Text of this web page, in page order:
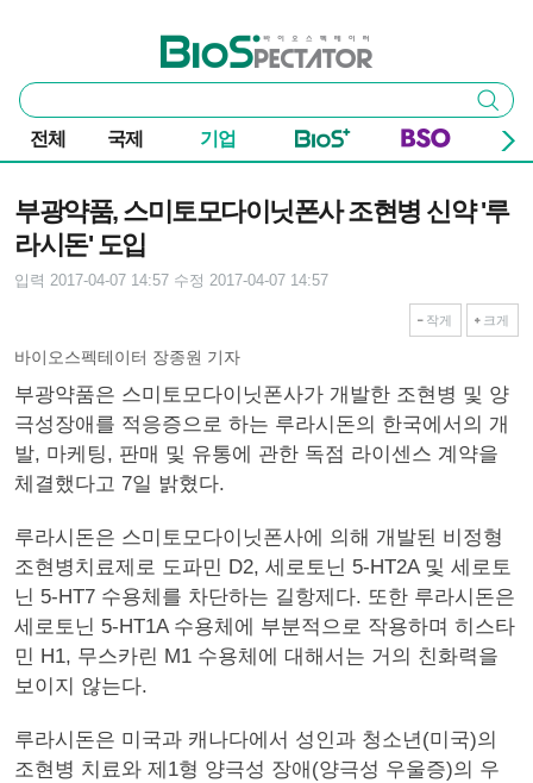
바이오스펙테이터
통
합
검
색
검색
전체 국제 기업
부광약품, 스미토모다이닛폰사 조현병 신약 '루
라시돈' 도입
입력 2017-04-07 14:57 수정 2017-04-07 14:57
작게 크게
바이오스펙테이터 장종원 기자
부광약품은 스미토모다이닛폰사가 개발한 조현병 및 양
극성장애를 적응증으로 하는 루라시돈의 한국에서의 개
발, 마케팅, 판매 및 유통에 관한 독점 라이센스 계약을
체결했다고 7일 밝혔다.
루라시돈은 스미토모다이닛폰사에 의해 개발된 비정형
조현병치료제로 도파민 D2, 세로토닌 5-HT2A 및 세로토
닌 5-HT7 수용체를 차단하는 길항제다. 또한 루라시돈은
세로토닌 5-HT1A 수용체에 부분적으로 작용하며 히스타
민 H1, 무스카린 M1 수용체에 대해서는 거의 친화력을
보이지 않는다.
루라시돈은 미국과 캐나다에서 성인과 청소년(미국)의
조현병 치료와 제1형 양극성 장애(양극성 우울증)의 우